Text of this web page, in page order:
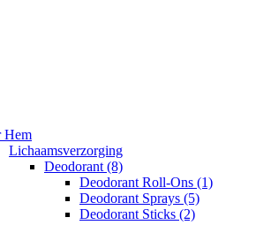
Hem
Lichaamsverzorging
Deodorant (8)
Deodorant Roll-Ons (1)
Deodorant Sprays (5)
Deodorant Sticks (2)